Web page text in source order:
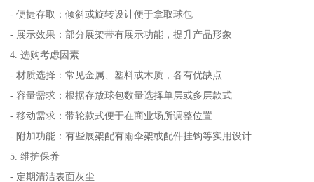
- 便捷存取：倾斜或旋转设计便于拿取球包
- 展示效果：部分展架带有展示功能，提升产品形象
4. 选购考虑因素
- 材质选择：常见金属、塑料或木质，各有优缺点
- 容量需求：根据存放球包数量选择单层或多层款式
- 移动需求：带轮款式便于在商业场所调整位置
- 附加功能：有些展架配有雨伞架或配件挂钩等实用设计
5. 维护保养
- 定期清洁表面灰尘